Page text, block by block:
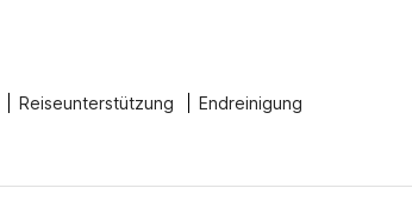
Reiseunterstützung Endreinigung